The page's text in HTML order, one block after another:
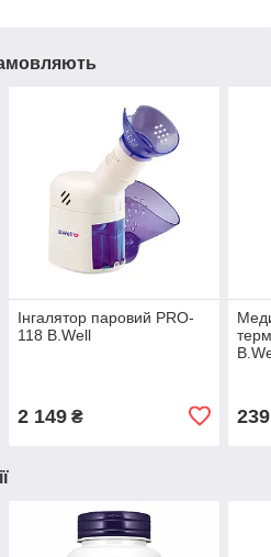
Інгалятор паровий PRO-
118 B.Well
2 149₴ 239